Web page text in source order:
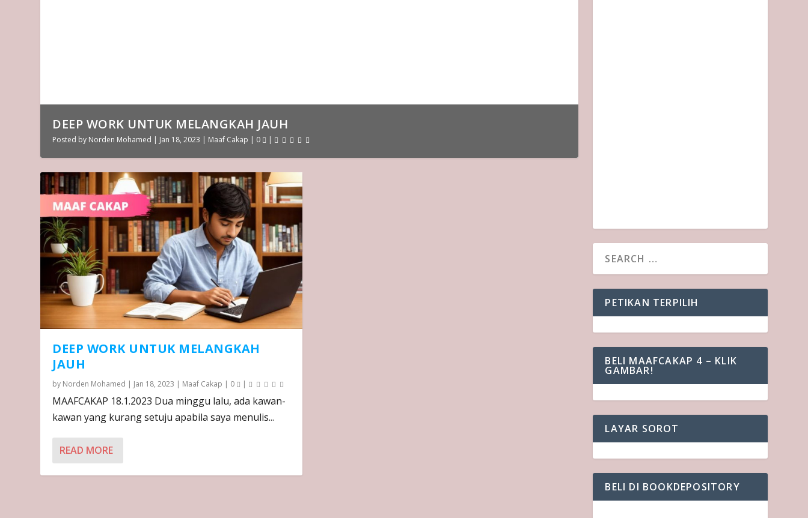
DEEP WORK UNTUK MELANGKAH JAUH
Posted by Norden Mohamed | Jan 18, 2023 | Maaf Cakap | 0 |
DEEP WORK UNTUK MELANGKAH
JAUH
by Norden Mohamed | Jan 18, 2023 | Maaf Cakap | 0 |
MAAFCAKAP 18.1.2023 Dua minggu lalu, ada kawan-
kawan yang kurang setuju apabila saya menulis...
READ MORE
PETIKAN TERPILIH
BELI MAAFCAKAP 4 – KLIK
GAMBAR!
LAYAR SOROT
BELI DI BOOKDEPOSITORY